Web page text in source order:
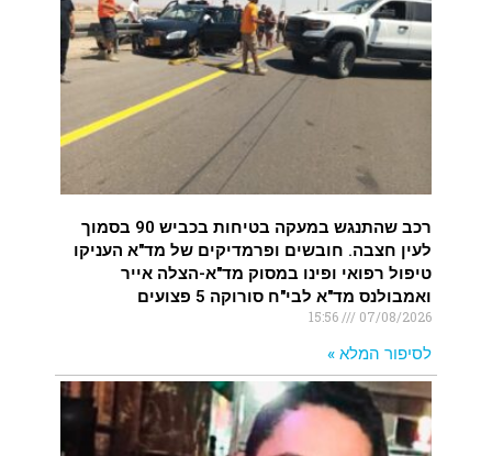
רכב שהתנגש במעקה בטיחות בכביש 90 בסמוך
לעין חצבה. חובשים ופרמדיקים של מד"א העניקו
טיפול רפואי ופינו במסוק מד"א-הצלה אייר
ואמבולנס מד"א לבי"ח סורוקה 5 פצועים
07/08/2026
לסיפור המלא »